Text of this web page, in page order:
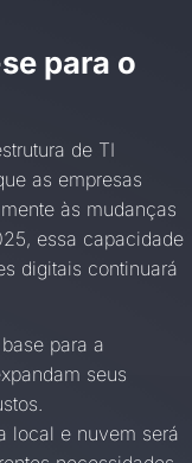
para o
de TI
as empresas
às mudanças
essa capacidade
digitais continuará
para a
seus
local e nuvem será